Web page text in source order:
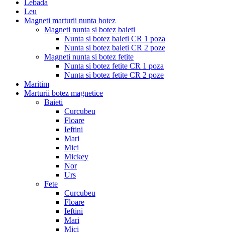
Lebada
Leu
Magneti marturii nunta botez
Magneti nunta si botez baieti
Nunta si botez baieti CR 1 poza
Nunta si botez baieti CR 2 poze
Magneti nunta si botez fetite
Nunta si botez fetite CR 1 poza
Nunta si botez fetite CR 2 poze
Maritim
Marturii botez magnetice
Baieti
Curcubeu
Floare
Ieftini
Mari
Mici
Mickey
Nor
Urs
Fete
Curcubeu
Floare
Ieftini
Mari
Mici